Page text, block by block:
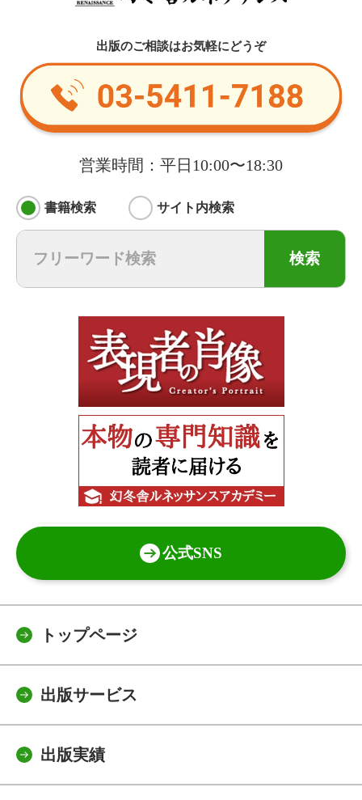
出版のご相談はお気軽にどうぞ
営業時間：平日10:00〜18:30
書籍検索 サイト内検索
検索
公式SNS
トップページ
出版サービス
出版実績